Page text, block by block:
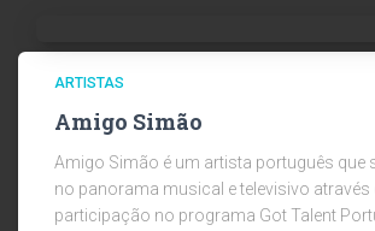
ARTISTAS
Amigo Simão
Amigo Simão é um artista português que
no panorama musical e televisivo através
participação no programa Got Talent